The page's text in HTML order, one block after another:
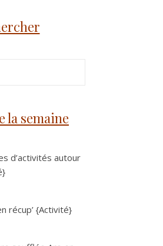
la semaine
d’activités autour
récup’ {Activité}